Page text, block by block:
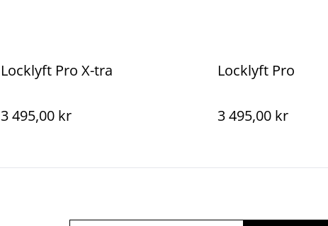
Locklyft Pro X-tra
3 495,00 kr
Locklyft Pro
3 495,00 kr